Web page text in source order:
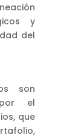
y
del
son
por el
que